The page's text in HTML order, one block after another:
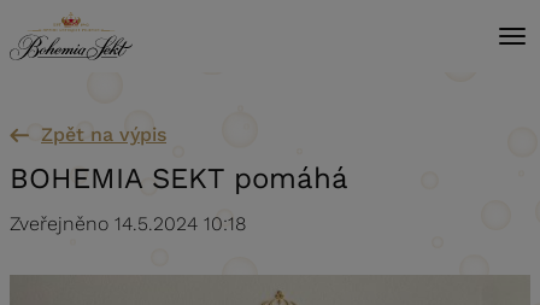
Přeskočit na obsah
Zpět na výpis
BOHEMIA SEKT pomáhá
Zveřejněno 14.5.2024 10:18